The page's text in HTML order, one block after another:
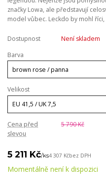
značky Lowa, ale představují
model vůbec. Leckdo by mohl říci,
Dostupnost
Není skladem
Barva
Velikost
Cena před
slevou
5 790 Kč
5 211 Kč/ks4 307 Kčbez DPH
Momentálně není k dispozici